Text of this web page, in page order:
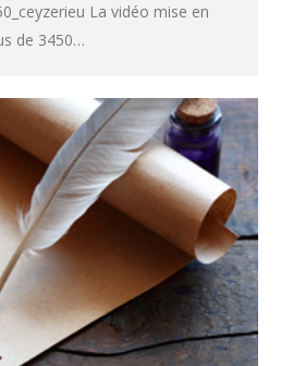
La vidéo mise en
de 3450…